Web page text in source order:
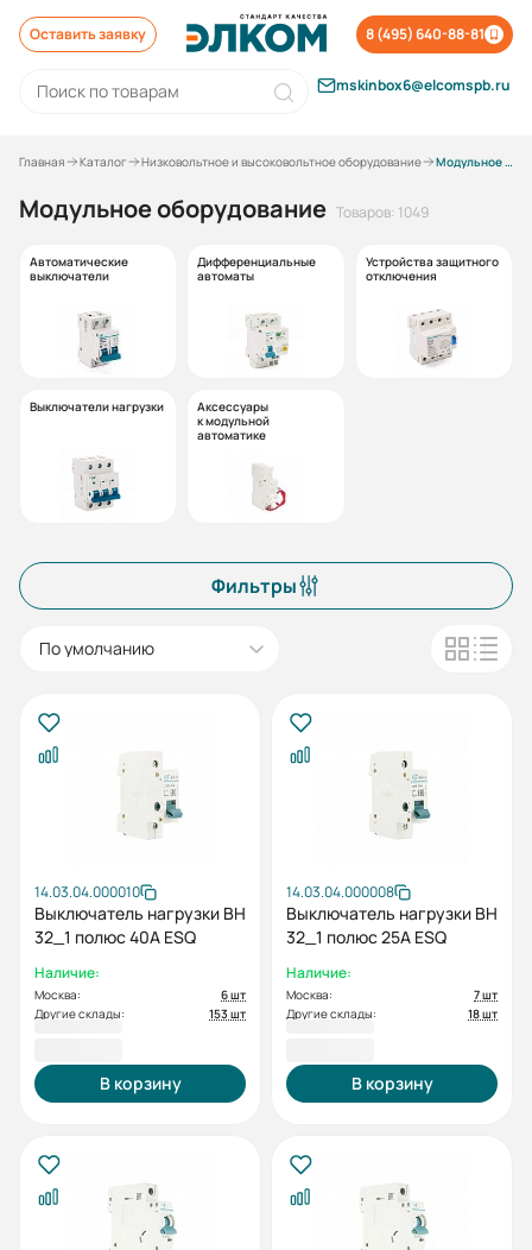
Оставить заявку 8 (495) 640-88-81
mskinbox6@elcomspb.ru
Главная Каталог Низковольтное и высоковольтное оборудование Модульное оборудование
Модульное оборудование Товаров: 1049
Автоматические
выключатели
Дифференциальные
автоматы
Устройства защитного
отключения
Выключатели нагрузки
Аксессуары
к модульной
автоматике
Фильтры
По умолчанию
14.03.04.000010
Выключатель нагрузки ВН
32_1 полюс 40А ESQ
Наличие:
Москва:
6 шт
Другие склады:
153 шт
В корзину
14.03.04.000008
Выключатель нагрузки ВН
32_1 полюс 25А ESQ
Наличие:
Москва:
7 шт
Другие склады:
18 шт
В корзину